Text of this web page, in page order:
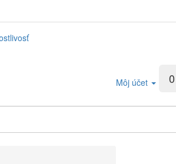
0
Môj účet